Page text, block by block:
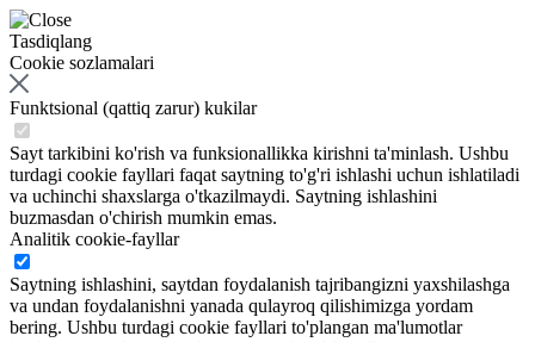
Tasdiqlang
Cookie sozlamalari
Funktsional (qattiq zarur) kukilar
Sayt tarkibini ko'rish va funksionallikka kirishni ta'minlash. Ushbu
turdagi cookie fayllari faqat saytning to'g'ri ishlashi uchun ishlatiladi
va uchinchi shaxslarga o'tkazilmaydi. Saytning ishlashini
buzmasdan o'chirish mumkin emas.
Analitik cookie-fayllar
Saytning ishlashini, saytdan foydalanish tajribangizni yaxshilashga
va undan foydalanishni yanada qulayroq qilishimizga yordam
bering. Ushbu turdagi cookie fayllari to'plangan ma'lumotlar